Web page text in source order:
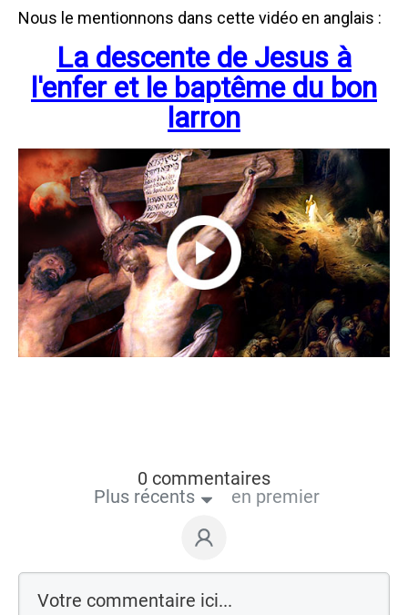
Nous le mentionnons dans cette vidéo en anglais :
La descente de Jesus à
l'enfer et le baptême du bon
larron
0 commentaires
Plus récents
en premier